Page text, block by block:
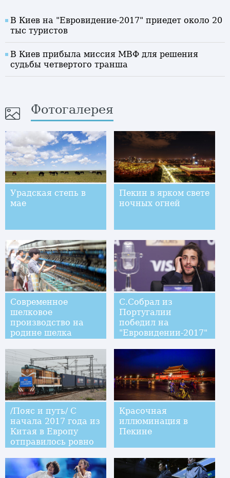
В Киев на "Евровидение-2017" приедет около 20
тыс туристов
В Киев прибыла миссия МВФ для решения
судьбы четвертого транша
Фотогалерея
Урадская степь в
мае
Пекин в ярком свете
ночных огней
Современное
шелковое
производство на
родине шелка
С.Собрал из
Португалии
победил на
"Евровидении-2017"
/Пояс и путь/ С
начала 2017 года из
Китая в Европу
отправилось ровно
экспортными
товарами
Красочная
иллюминация в
Пекине